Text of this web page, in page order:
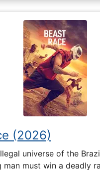
(2026)
universe of the
man must win a deadly